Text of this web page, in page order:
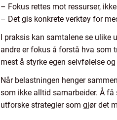
– Fokus rettes mot ressurser,
– Det gis konkrete verktøy for
I praksis kan samtalene se
andre er fokus å forstå hva som
mest å styrke egen selvfølelse
Når belastningen henger
som ikke alltid samarbeider. Å
utforske strategier som gjør det